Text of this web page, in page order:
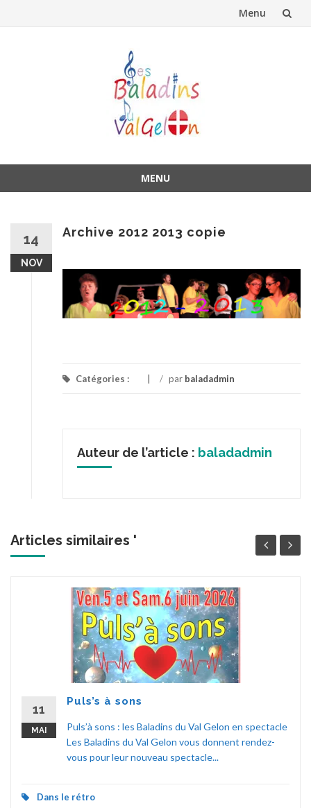
Menu
MENU
14
NOV
Archive 2012 2013 copie
Catégories : / par baladadmin
Auteur de l’article : baladadmin
Articles similaires '
11
MAI
Puls’s à sons
Puls’à sons : les Baladins du Val Gelon en spectacle
Les Baladins du Val Gelon vous donnent rendez-
vous pour leur nouveau spectacle...
Dans le rétro